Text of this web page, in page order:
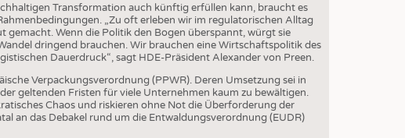
BEKLEIDUNG
TESTS
FAKTEN
STATISTICS
Transformation auch künftig erfüllen kann, braucht es
„Zu oft erleben wir im regulatorischen Alltag
Wenn die Politik den Bogen überspannt, würgt sie
dringend brauchen. Wir brauchen eine Wirtschaftspolitik des
Dauerdruck“, sagt HDE-Präsident Alexander von Preen.
Verpackungsverordnung (PPWR). Deren Umsetzung sei in
geltenden Fristen für viele Unternehmen kaum zu bewältigen.
Chaos und riskieren ohne Not die Überforderung der
an das Debakel rund um die Entwaldungsverordnung (EUDR)